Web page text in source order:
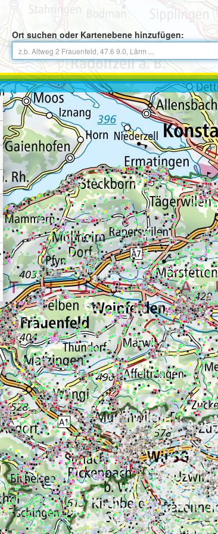
Ort suchen oder Kartenebene hinzufügen: